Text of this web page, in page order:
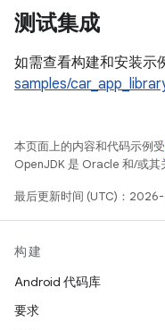
测试集成
如需查看构建和安装示
samples/
本页面上的内容和代码示例受
OpenJDK 是 Oracle 和/或其
最后更新时间 (UTC)：2026-
构建
Android 代码库
要求